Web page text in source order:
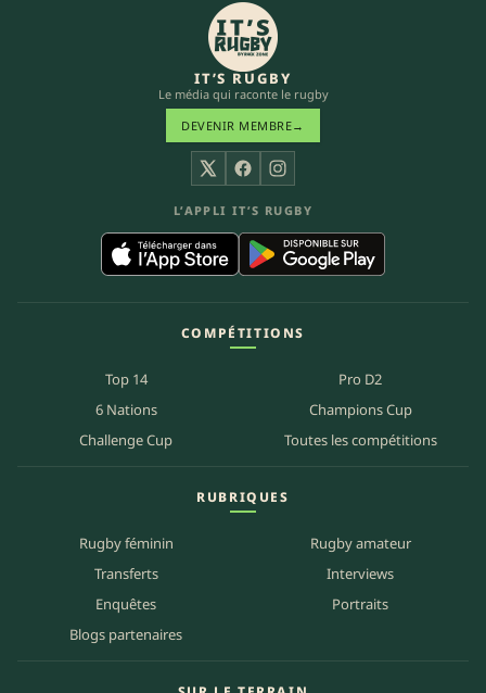
IT’S RUGBY
Le média qui raconte le rugby
DEVENIR MEMBRE→
X FacebookInstagram
L’APPLI IT’S RUGBY
COMPÉTITIONS
Top 14
Pro D2
6 Nations
Champions Cup
Challenge Cup
Toutes les compétitions
RUBRIQUES
Rugby féminin
Rugby amateur
Transferts
Interviews
Enquêtes
Portraits
Blogs partenaires